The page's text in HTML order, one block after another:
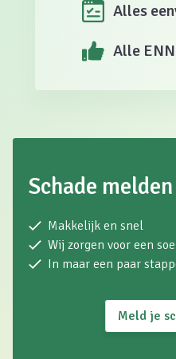
Alles
Alle
Schade melden
Makkelijk en snel
Wij zorgen voor een
In maar een paar
Meld je